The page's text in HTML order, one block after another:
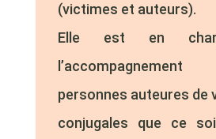
(victimes et auteurs).
Elle est en
personnes auteures de
conjugales que ce